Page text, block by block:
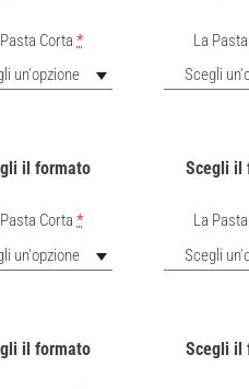
Corta *
un'opzione
La
Scegli
il formato
Corta *
un'opzione
Scegli il
La
Scegli
il formato Scegli il